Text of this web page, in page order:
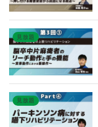
見放題
見放題